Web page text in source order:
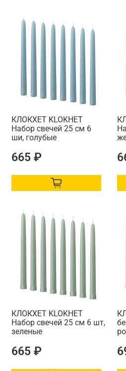
КЛОКХЕТ KLOKHET
Набор свечей 25 см 6
ши, голубые
665 ₽
КЛОКХЕТ KLOKHET
Набор свечей 25 см 6 шт,
зеленые
665 ₽